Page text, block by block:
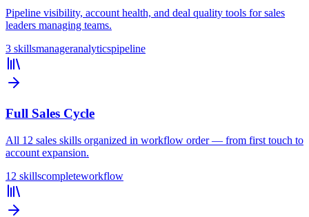
Pipeline visibility, account health, and deal quality tools for sales
leaders managing teams.
3 skillsmanageranalyticspipeline
Full Sales Cycle
All 12 sales skills organized in workflow order — from first touch to
account expansion.
12 skillscompleteworkflow